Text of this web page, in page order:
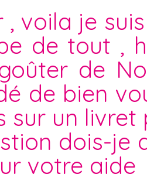
, voila je
de tout ,
de
de bien
sur un
dois-je
votre aide